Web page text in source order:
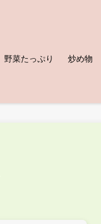
野菜たっぷり 炒め物